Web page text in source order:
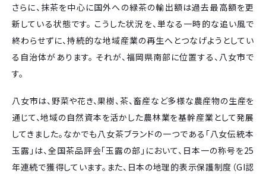
さらに、抹茶を中心に国外への緑茶の輸出額は過去最高額を更
新している状態です。 こうした状況を、単なる一時的な追い風で
終わらせずに、持続的な地域産業の再生へとつなげようとしてい
る自治体があります。 それが、福岡県南部に位置する、八女市で
す。
八女市は、野菜や花き、果樹、茶、畜産など多様な農産物の生産を
通じて、地域の自然資本を活かした農林業を基幹産業として発展
してきました。なかでも八女茶ブランドの一つである「八女伝統本
玉露」は、全国茶品評会「玉露の部」において、日本一の称号を25
年連続で獲得しています。また、日本の地理的表示保護制度（GI認